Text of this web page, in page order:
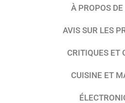
À PROPOS
AVIS SUR LES
CRITIQUES ET
CUISINE ET